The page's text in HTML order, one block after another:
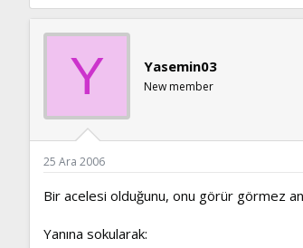
b
a
a
a
n
h
Y Yasemin03
New member
25 Ara 2006
Bir acelesi olduğunu, onu görür görmez
Yanına sokularak: